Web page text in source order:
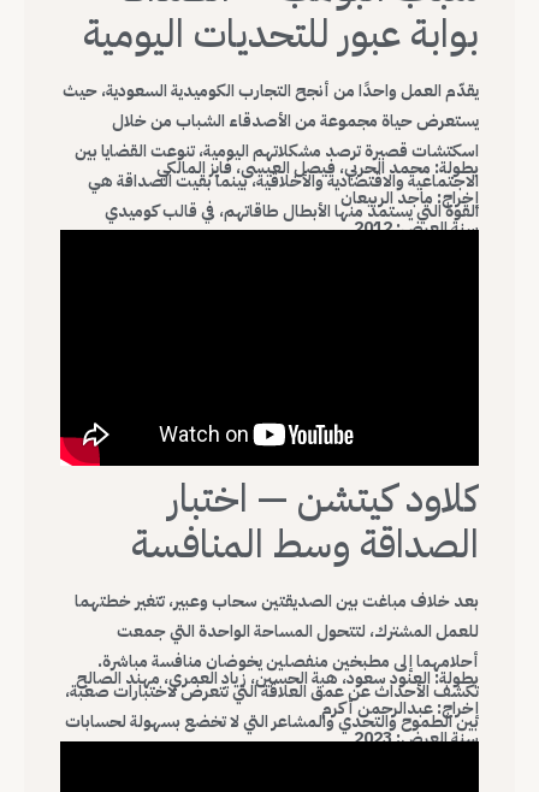
بوابة عبور للتحديات اليومية
يقدّم العمل واحدًا من أنجح التجارب الكوميدية السعودية، حيث
يستعرض حياة مجموعة من الأصدقاء الشباب من خلال
اسكتشات قصيرة ترصد مشكلاتهم اليومية، تنوعت القضايا بين
الاجتماعية والاقتصادية والأخلاقية، بينما بقيت الصداقة هي
القوة التي يستمد منها الأبطال طاقاتهم، في قالب كوميدي
بطولة: محمد الحربي، فيصل العيسى، فايز المالكي
إخراج: ماجد الربيعان
سنة العرض: 2012
كلاود كيتشن — اختبار
الصداقة وسط المنافسة
بعد خلاف مباغت بين الصديقتين سحاب وعبير، تتغير خطتهما
للعمل المشترك، لتتحول المساحة الواحدة التي جمعت
أحلامهما إلى مطبخين منفصلين يخوضان منافسة مباشرة.
تكشف الأحداث عن عمق العلاقة التي تتعرض لاختبارات صعبة،
بين الطموح والتحدي والمشاعر التي لا تخضع بسهولة لحسابات
بطولة: العنود سعود، هبة الحسين، زياد العمري، مهند الصالح
إخراج: عبدالرحمن أكرم
سنة العرض: 2023